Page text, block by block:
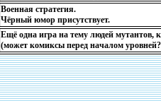
Военная стратегия.
Чёрный юмор присутствует.
Ещё одна игра на тему людей мутантов,
(может комиксы перед началом